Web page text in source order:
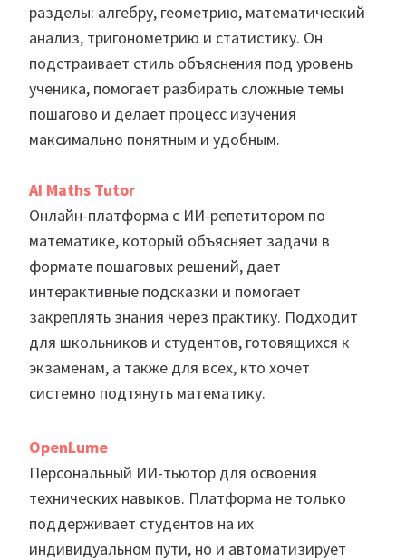
разделы: алгебру, геометрию, математический
анализ, тригонометрию и статистику. Он
подстраивает стиль объяснения под уровень
ученика, помогает разбирать сложные темы
пошагово и делает процесс изучения
максимально понятным и удобным.
AI Maths Tutor
Онлайн-платформа с ИИ-репетитором по
математике, который объясняет задачи в
формате пошаговых решений, дает
интерактивные подсказки и помогает
закреплять знания через практику. Подходит
для школьников и студентов, готовящихся к
экзаменам, а также для всех, кто хочет
системно подтянуть математику.
OpenLume
Персональный ИИ-тьютор для освоения
технических навыков. Платформа не только
поддерживает студентов на их
индивидуальном пути, но и автоматизирует